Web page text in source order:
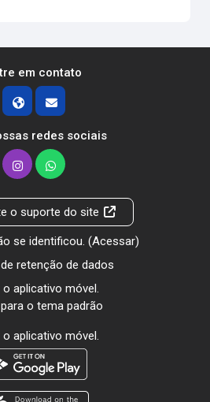
em contato
redes sociais
o suporte do site
se identificou. (Acessar)
retenção de dados
o aplicativo móvel.
o tema padrão
o aplicativo móvel.